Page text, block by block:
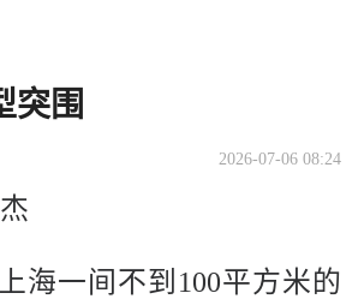
突围
2026-07-06 08:24
海一间不到100平方米的